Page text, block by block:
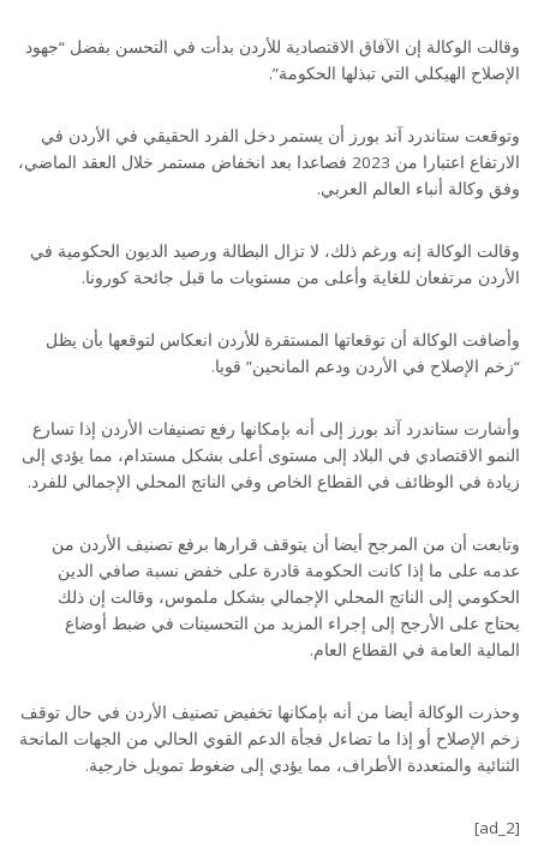
وقالت الوكالة إن الآفاق الاقتصادية للأردن بدأت في التحسن بفضل “جهود
الإصلاح الهيكلي التي تبذلها الحكومة”.
وتوقعت ستاندرد آند بورز أن يستمر دخل الفرد الحقيقي في الأردن في
الارتفاع اعتبارا من 2023 فصاعدا بعد انخفاض مستمر خلال العقد الماضي،
وفق وكالة أنباء العالم العربي.
وقالت الوكالة إنه ورغم ذلك، لا تزال البطالة ورصيد الديون الحكومية في
الأردن مرتفعان للغاية وأعلى من مستويات ما قبل جائحة كورونا.
وأضافت الوكالة أن توقعاتها المستقرة للأردن انعكاس لتوقعها بأن يظل
“زخم الإصلاح في الأردن ودعم المانحين” قويا.
وأشارت ستاندرد آند بورز إلى أنه بإمكانها رفع تصنيفات الأردن إذا تسارع
النمو الاقتصادي في البلاد إلى مستوى أعلى بشكل مستدام، مما يؤدي إلى
زيادة في الوظائف في القطاع الخاص وفي الناتج المحلي الإجمالي للفرد.
وتابعت أن من المرجح أيضا أن يتوقف قرارها برفع تصنيف الأردن من
عدمه على ما إذا كانت الحكومة قادرة على خفض نسبة صافي الدين
الحكومي إلى الناتج المحلي الإجمالي بشكل ملموس، وقالت إن ذلك
يحتاج على الأرجح إلى إجراء المزيد من التحسينات في ضبط أوضاع
المالية العامة في القطاع العام.
وحذرت الوكالة أيضا من أنه بإمكانها تخفيض تصنيف الأردن في حال توقف
زخم الإصلاح أو إذا ما تضاءل فجأة الدعم القوي الحالي من الجهات المانحة
الثنائية والمتعددة الأطراف، مما يؤدي إلى ضغوط تمويل خارجية.
[ad_2]